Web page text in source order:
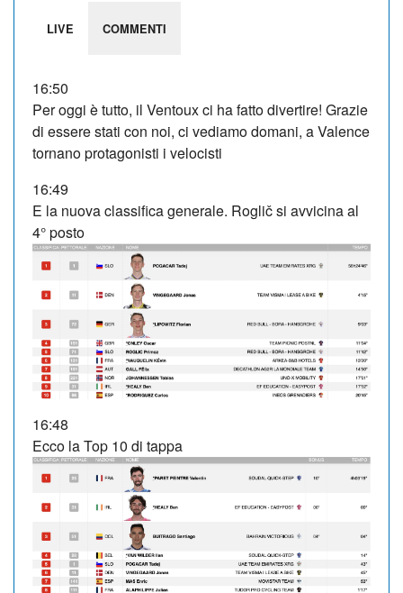
LIVE COMMENTI
16:50
Per oggi è tutto, il Ventoux ci ha fatto divertire! Grazie
di essere stati con noi, ci vediamo domani, a Valence
tornano protagonisti i velocisti
16:49
E la nuova classifica generale. Roglič si avvicina al
4° posto
16:48
Ecco la Top 10 di tappa